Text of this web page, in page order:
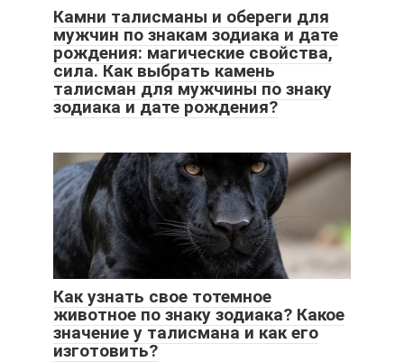
Камни талисманы и обереги для
мужчин по знакам зодиака и дате
рождения: магические свойства,
сила. Как выбрать камень
талисман для мужчины по знаку
зодиака и дате рождения?
Как узнать свое тотемное
животное по знаку зодиака? Какое
значение у талисмана и как его
изготовить?